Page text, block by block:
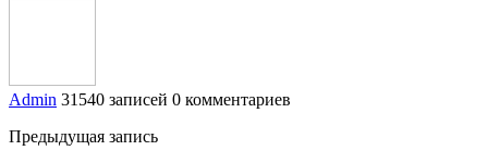
Admin 31540 записей 0 комментариев
Предыдущая запись